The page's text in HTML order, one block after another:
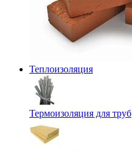
Теплоизоляция
Термоизоляция для труб